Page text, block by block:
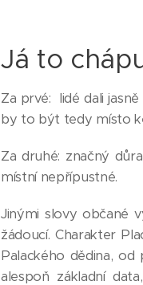
Já to
Za prvé: lidé dali
by to být tedy místo
Za druhé: značný
místní nepřípustné.
Jinými slovy občané
žádoucí. Charakter
Palackého dědina,
alespoň základní